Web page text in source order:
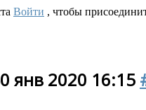
Войти , чтобы
янв 2020 16:15